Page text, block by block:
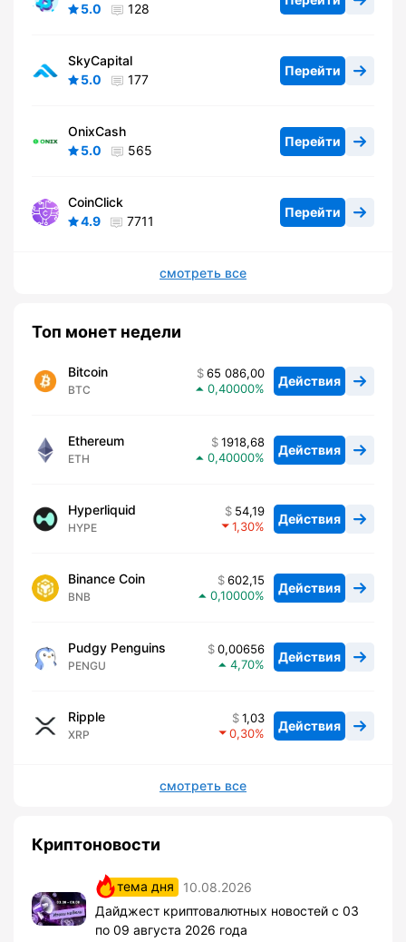
5.0
128
SkyCapital
5.0
177
Перейти
OnixCash
5.0
565
Перейти
CoinClick
4.9
7711
Перейти
смотреть все
Топ монет недели
Bitcoin
BTC
65 086,00
0,40000
Действия
Ethereum
ETH
1918,68
0,40000
Действия
Hyperliquid
HYPE
54,19
1,30
Действия
Binance Coin
BNB
602,15
0,10000
Действия
Pudgy Penguins
PENGU
0,00656
4,70
Действия
Ripple
XRP
1,03
0,30
Действия
смотреть все
Криптоновости
тема дня
10.08.2026
Дайджест криптовалютных новостей с 03
по 09 августа 2026 года